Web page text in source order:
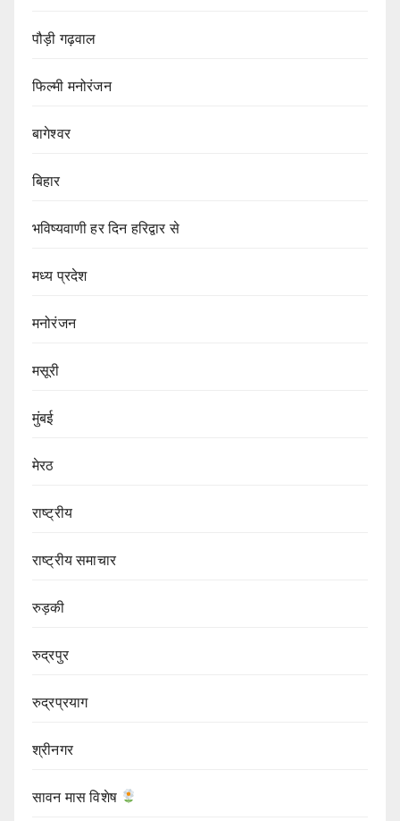
पौड़ी गढ़वाल
फिल्मी मनोरंजन
बागेश्वर
बिहार
भविष्यवाणी हर दिन हरिद्वार से
मध्य प्रदेश
मनोरंजन
मसूरी
मुंबई
मेरठ
राष्ट्रीय
राष्ट्रीय समाचार
रुड़की
रुद्रपुर
रुद्रप्रयाग
श्रीनगर
सावन मास विशेष